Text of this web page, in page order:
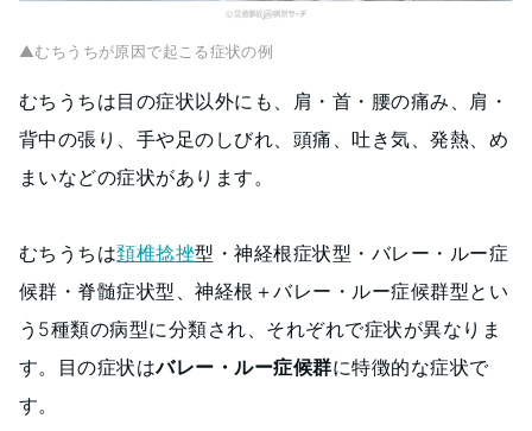
▲むちうちが原因で起こる症状の例
むちうちは目の症状以外にも、肩・首・腰の痛み、肩・
背中の張り、手や足のしびれ、頭痛、吐き気、発熱、め
まいなどの症状があります。
むちうちは頚椎捻挫型・神経根症状型・バレー・ルー症
候群・脊髄症状型、神経根＋バレー・ルー症候群型とい
う5種類の病型に分類され、それぞれで症状が異なりま
す。目の症状はバレー・ルー症候群に特徴的な症状で
す。